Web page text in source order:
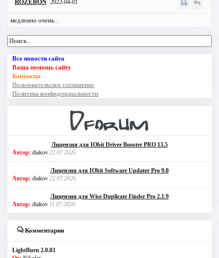
ROZEBON 2022-04-01
медленно очень..
Все новости сайта
Ваша помощь сайту
Контакты
Пользовательское соглашение
Политика конфиденциальности
Лицензия для IObit Driver Booster PRO 13.5
Автор: diakov 22.07.2026
Лицензия для IObit Software Updater Pro 9.0
Автор: diakov 22.07.2026
Лицензия для Wise Duplicate Finder Pro 2.1.9
Автор: diakov 11.07.2026
Комментарии
LightBurn 2.0.03